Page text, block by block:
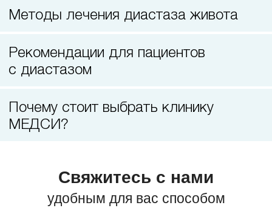
Методы лечения диастаза живота
Рекомендации для пациентов
с диастазом
Почему стоит выбрать клинику
МЕДСИ?
Свяжитесь с нами
удобным для вас способом